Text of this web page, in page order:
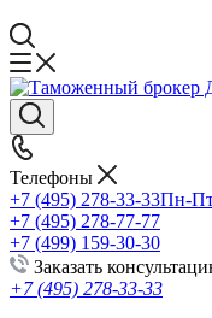
Телефоны
+7 (495) 278-33-33Пн-Пт
+7 (495) 278-77-77
+7 (499) 159-30-30
Заказать
+7 (495) 278-33-33